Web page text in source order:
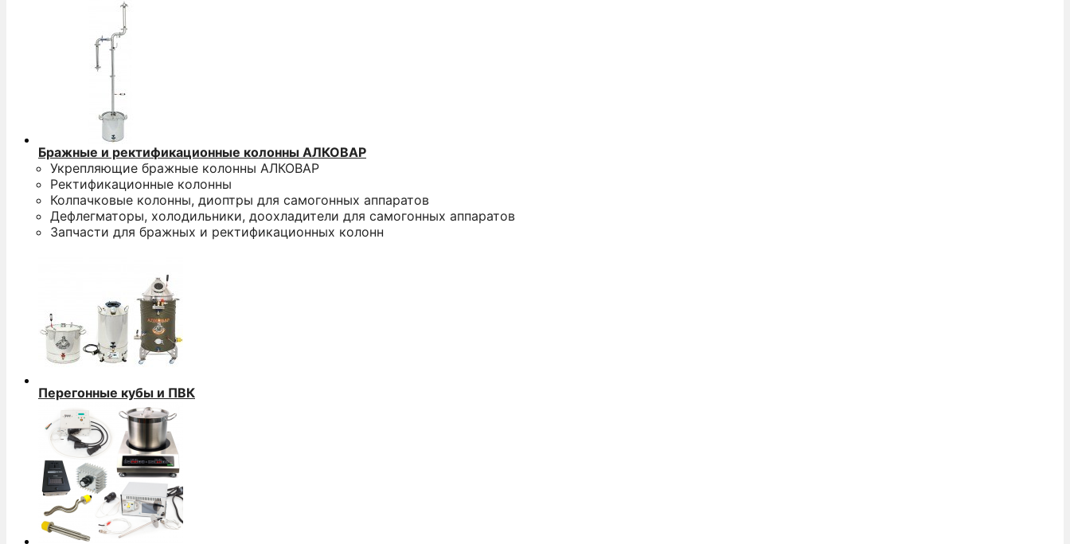
Бражные и ректификационные колонны АЛКОВАР
Укрепляющие бражные колонны АЛКОВАР
Ректификационные колонны
Колпачковые колонны, диоптры для самогонных аппаратов
Дефлегматоры, холодильники, доохладители для самогонных аппаратов
Запчасти для бражных и ректификационных колонн
Перегонные кубы и ПВК